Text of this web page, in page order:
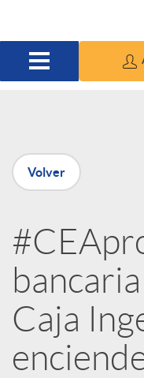
Saltar al contenido
P
u
b
l
i
Volver
Caja